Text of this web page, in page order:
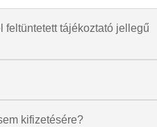
feltüntetett tájékoztató jellegű
kifizetésére?